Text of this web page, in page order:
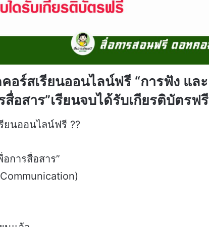
อร์สเรียนออนไลน์ฟรี “การฟัง และ
อสาร”เรียนจบได้รับเกียรติบัตรฟรี
ยนออนไลน์ฟรี ?‍?
การสื่อสาร”